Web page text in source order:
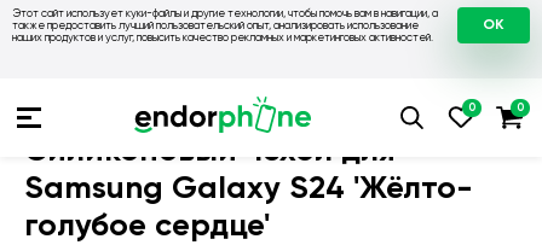
Этот сайт использует куки-файлы и другие технологии, чтобы помочь вам в навигации, а
также предоставить лучший пользовательский опыт, анализировать использование
наших продуктов и услуг, повысить качество рекламных и маркетинговых активностей.
OK
Чехлы на Samsung Чехол для
Силиконовый чехол для
Samsung Galaxy S24 'Жёлто-
голубое сердце'